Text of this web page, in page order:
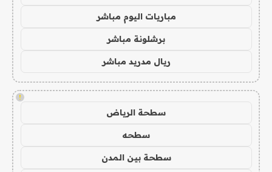
مباريات اليوم مباشر
برشلونة مباشر
ريال مدريد مباشر
!
سطحة الرياض
سطحه
سطحة بين المدن